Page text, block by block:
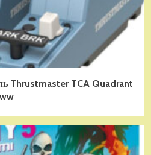
Thrustmaster TCA Quadrant